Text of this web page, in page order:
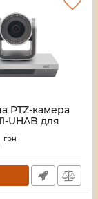
PTZ-камера
UHAB для
ДУ
грн